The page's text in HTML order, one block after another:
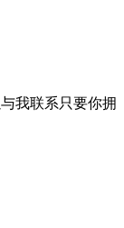
我联系只要你拥